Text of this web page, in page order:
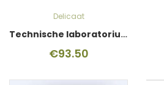
Delicaat
Technische laboratoriumtest
€93.50